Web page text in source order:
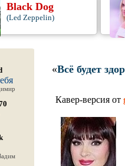
Black Dog
(Led Zeppelin)
«Всё будет
Кавер-версия от